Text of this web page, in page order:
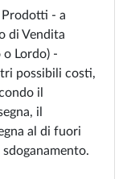
Prodotti - a
di Vendita
o Lordo) -
possibili costi,
il
il
al di fuori